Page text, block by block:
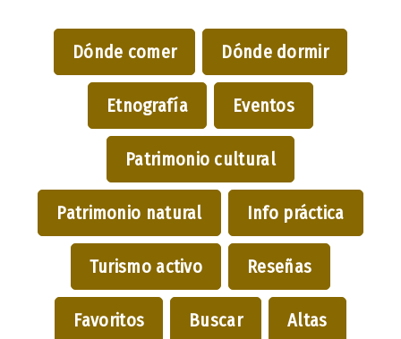
Dónde comer Dónde dormir
Etnografía Eventos
Patrimonio cultural
Patrimonio natural Info práctica
Turismo activo Reseñas
Favoritos Buscar Altas